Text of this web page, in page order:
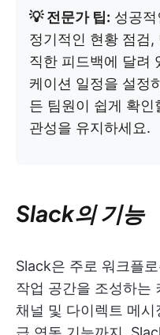
💡 전문가 팁: 성공적
정기적인 현황 점검
직한 피드백에 달려
케이션 일정을 설정
든 팀원이 쉽게 확인
관성을 유지하세요.
Slack의 기능
Slack은 주로 워크플
작업 공간을 조성하는
채널 및 다이렉트 메